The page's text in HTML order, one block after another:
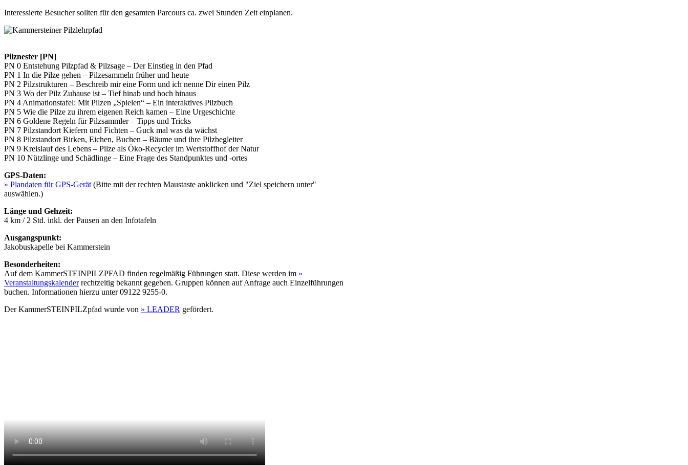
Interessierte Besucher sollten für den gesamten Parcours ca. zwei Stunden Zeit einplanen.
Pilznester [PN]
PN 0 Entstehung Pilzpfad & Pilzsage – Der Einstieg in den Pfad
PN 1 In die Pilze gehen – Pilzesammeln früher und heute
PN 2 Pilzstrukturen – Beschreib mir eine Form und ich nenne Dir einen Pilz
PN 3 Wo der Pilz Zuhause ist – Tief hinab und hoch hinaus
PN 4 Animationstafel: Mit Pilzen „Spielen“ – Ein interaktives Pilzbuch
PN 5 Wie die Pilze zu ihrem eigenen Reich kamen – Eine Urgeschichte
PN 6 Goldene Regeln für Pilzsammler – Tipps und Tricks
PN 7 Pilzstandort Kiefern und Fichten – Guck mal was da wächst
PN 8 Pilzstandort Birken, Eichen, Buchen – Bäume und ihre Pilzbegleiter
PN 9 Kreislauf des Lebens – Pilze als Öko-Recycler im Wertstoffhof der Natur
PN 10 Nützlinge und Schädlinge – Eine Frage des Standpunktes und -ortes
GPS-Daten:
» Plandaten für GPS-Gerät (Bitte mit der rechten Maustaste anklicken und "Ziel speichern unter"
auswählen.)
Länge und Gehzeit:
4 km / 2 Std. inkl. der Pausen an den Infotafeln
Ausgangspunkt:
Jakobuskapelle bei Kammerstein
Besonderheiten:
Auf dem KammerSTEINPILZPFAD finden regelmäßig Führungen statt. Diese werden im »
Veranstaltungskalenderrechtzeitig bekannt gegeben. Gruppen können auf Anfrage auch Einzelführungen
buchen. Informationen hierzu unter 09122 9255-0.
Der KammerSTEINPILZpfad wurde von » LEADER gefördert.